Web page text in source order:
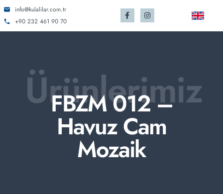
info@kulalilar.com.tr
+90 232 461 90 70
Ürünlerimiz
FBZM 012 –
Havuz Cam
Mozaik